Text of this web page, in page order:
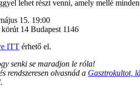
lehet részt venni, amely mellé
15. 19:00
14 Budapest 1146
ITT érhető el.
senki se maradjon le róla!
rendszeresen olvasnád a Gasztrokultot,